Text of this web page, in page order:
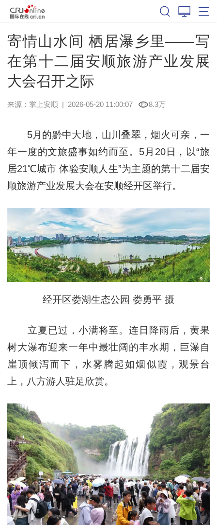
寄情山水间 栖居瀑乡里——写
在第十二届安顺旅游产业发展
大会召开之际
来源： 掌上安顺 | 2026-05-20 11:00:07 8.3万
5月的黔中大地，山川叠翠，烟火可亲，一
年一度的文旅盛事如约而至。5月20日，以“旅
居21℃城市 体验安顺人生”为主题的第十二届安
顺旅游产业发展大会在安顺经开区举行。
经开区娄湖生态公园 娄勇平 摄
立夏已过，小满将至。连日降雨后，黄果
树大瀑布迎来一年中最壮阔的丰水期，巨瀑自
崖顶倾泻而下，水雾腾起如烟似霞，观景台
上，八方游人驻足欣赏。